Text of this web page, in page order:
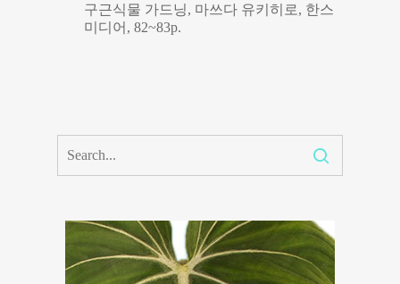
구근식물 가드닝, 마쓰다 유키히로, 한스
미디어, 82~83p.